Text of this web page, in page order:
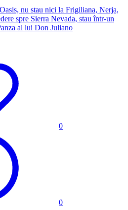
nu stau nici la Frigiliana, Nerja,
spre Sierra Nevada, stau într-un
al lui Don Juliano
0
0